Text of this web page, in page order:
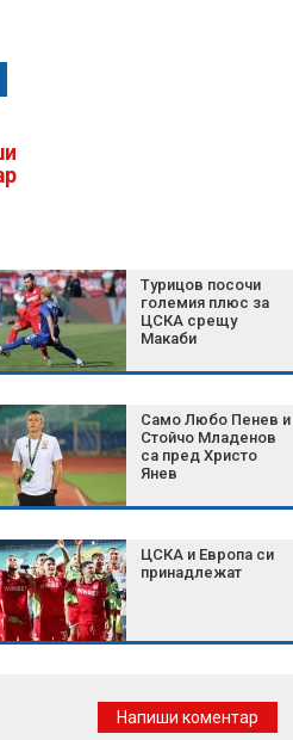
Турицов посочи
големия плюс за
ЦСКА срещу
Макаби
Само Любо Пенев и
Стойчо Младенов
са пред Христо
Янев
ЦСКА и Европа си
принадлежат
Министър Абровски:
Амбицията ни е да
защитим българските
производители
Как да редактирате
текст и подпис в PDF
файл онлайн
Голям пожар избухна
на АМ "Тракия" край
Напиши коментар